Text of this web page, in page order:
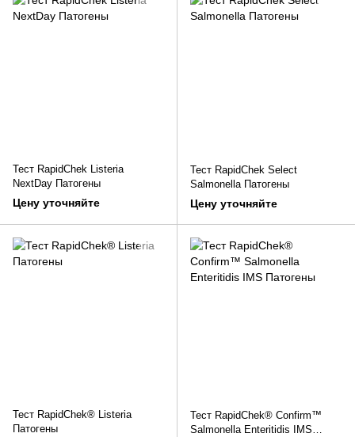
Тест RapidChek Listeria
NextDay Патогены
Цену уточняйте
Тест RapidChek Select
Salmonella Патогены
Цену уточняйте
Тест RapidChek® Listeria
Патогены
Тест RapidChek® Confirm™
Salmonella Enteritidis IMS